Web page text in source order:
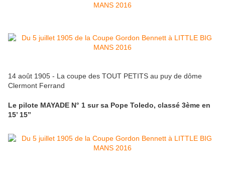
14 août 1905 - La coupe des TOUT PETITS au puy de dôme
Clermont Ferrand
Le pilote MAYADE N° 1 sur sa Pope Toledo, classé 3ème en
15’ 15’’